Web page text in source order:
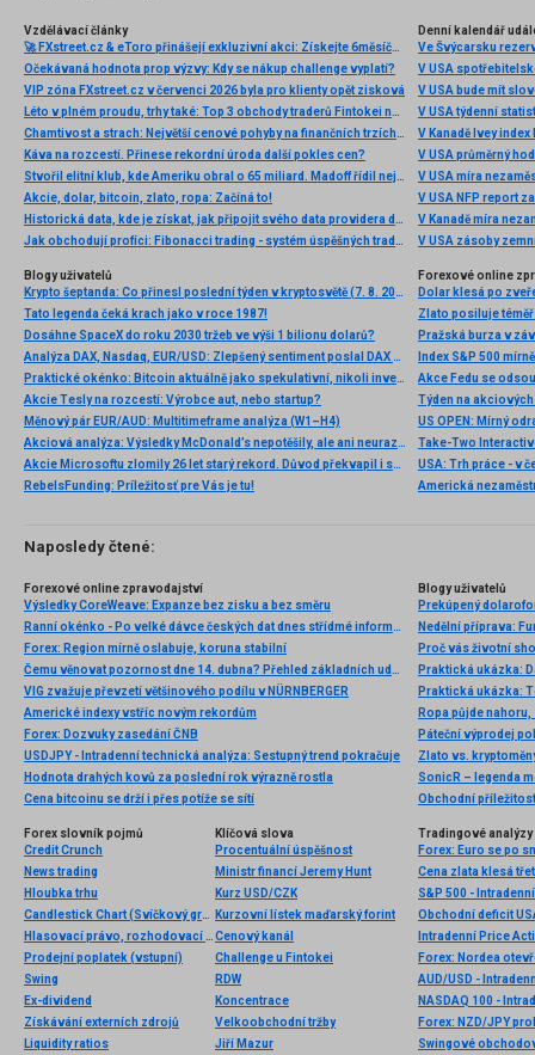
Vzdělávací články
🚀 FXstreet.cz & eToro přinášejí exkluzivní akci: Získejte 6měsíční členství ve VIP zóně ZDARMA
Očekávaná hodnota prop výzvy: Kdy se nákup challenge vyplatí?
VIP zóna FXstreet.cz v červenci 2026 byla pro klienty opět zisková
Léto v plném proudu, trhy také: Top 3 obchody traderů Fintokei na indexech a zlatě
Chamtivost a strach: Největší cenové pohyby na finančních trzích (červenec 2026)
Káva na rozcestí. Přinese rekordní úroda další pokles cen?
Stvořil elitní klub, kde Ameriku obral o 65 miliard. Madoff řídil největší Ponzi dějin
Akcie, dolar, bitcoin, zlato, ropa: Začíná to!
Historická data, kde je získat, jak připojit svého data providera do MultiCharts a proč je budeme potřebovat? (4. díl)
Jak obchodují profíci: Fibonacci trading - systém úspěšných traderů
Denní kalendář
Ve Švýcarsku
V USA
V USA bude mít
V USA týdenní
V Kanadě Ivey index
V USA průměrný
V USA míra
V USA NFP report
V Kanadě míra
V USA zásoby
Blogy uživatelů
Krypto šeptanda: Co přinesl poslední týden v kryptosvětě (7. 8. 2026)
Tato legenda čeká krach jako v roce 1987!
Dosáhne SpaceX do roku 2030 tržeb ve výši 1 bilionu dolarů?
Analýza DAX, Nasdaq, EUR/USD: Zlepšený sentiment poslal DAX na nová maxima
Praktické okénko: Bitcoin aktuálně jako spekulativní, nikoli investiční aktivum
Akcie Tesly na rozcestí: Výrobce aut, nebo startup?
Měnový pár EUR/AUD: Multitimeframe analýza (W1–H4)
Akciová analýza: Výsledky McDonald’s nepotěšily, ale ani neurazily. Jakou vizi společnost prezentovala?
Akcie Microsoftu zlomily 26 let starý rekord. Důvod překvapil i samotné investory
RebelsFunding: Príležitosť pre Vás je tu!
Forexové online
Dolar klesá po
Zlato posiluje téměř
Pražská burza v
Index S&P 500
US OPEN: Mírný
Americká
Naposledy čtené:
Forexové online zpravodajství
Výsledky CoreWeave: Expanze bez zisku a bez směru
Ranní okénko - Po velké dávce českých dat dnes střídmé informace
Forex: Region mírně oslabuje, koruna stabilní
Čemu věnovat pozornost dne 14. dubna? Přehled základních událostí pro začátečníky
VIG zvažuje převzetí většinového podílu v NÜRNBERGER
Americké indexy vstříc novým rekordům
Forex: Dozvuky zasedání ČNB
USDJPY - Intradenní technická analýza: Sestupný trend pokračuje
Hodnota drahých kovů za poslední rok výrazně rostla
Cena bitcoinu se drží i přes potíže se sítí
Blogy uživatelů
Prekúpený
Nedělní příprava:
Proč vás životní
Praktická ukázka:
Praktická ukázka:
Ropa půjde
Zlato vs.
Obchodní
Forex slovník pojmů
Credit Crunch
News trading
Hloubka trhu
Candlestick Chart (Svíčkový graf)
Hlasovací právo, rozhodovací právo
Prodejní poplatek (vstupní)
Swing
Ex-dividend
Získávání externích zdrojů
Liquidity ratios
Klíčová slova
Procentuální úspěšnost
Ministr financí Jeremy Hunt
Kurz USD/CZK
Kurzovní lístek maďarský forint
Cenový kanál
Challenge u Fintokei
RDW
Koncentrace
Velkoobchodní tržby
Jiří Mazur
Tradingové analýzy
Cena zlata klesá
S&P 500 -
Obchodní deficit
Intradenní Price
Forex: Nordea
AUD/USD -
NASDAQ 100 -
Forex: NZD/JPY
Swingové